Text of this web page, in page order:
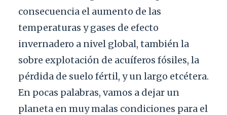
consecuencia el aumento de las
temperaturas y gases de efecto
invernadero a nivel global, también la
sobre explotación de acuíferos fósiles, la
pérdida de suelo fértil, y un largo etcétera.
En pocas palabras, vamos a dejar un
planeta en muy malas condiciones para el